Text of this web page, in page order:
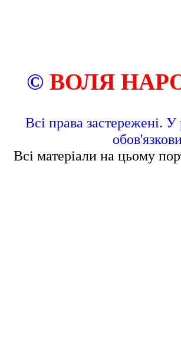
© ВОЛЯ
Всі права застережені. У
Всі матеріали на цьому